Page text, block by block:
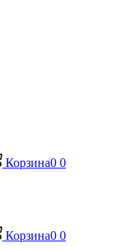
Корзина0 0
Корзина0 0